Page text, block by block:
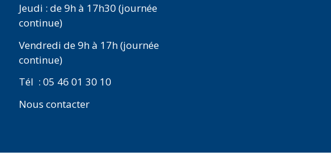
Jeudi : de 9h à 17h30 (journée
continue)
Vendredi de 9h à 17h (journée
continue)
Tél : 05 46 01 30 10
Nous contacter